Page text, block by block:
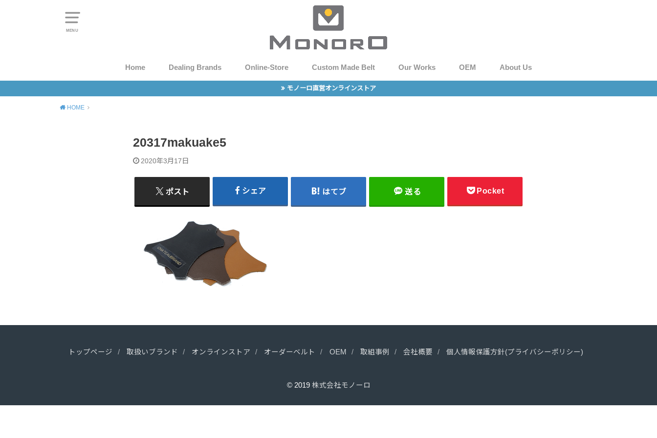
MENU
Home Dealing Brands Online-Store Custom Made Belt Our Works OEM About Us
モノーロ直営オンラインストア
HOME
20317makuake5
2020年3月17日
ポスト シェア はてブ 送る Pocket
トップページ 取扱いブランド オンラインストア オーダーベルト OEM 取組事例 会社概要 個人情報保護方針(プライバシーポリシー)
© 2019 株式会社モノーロ